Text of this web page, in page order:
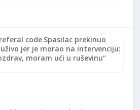
code Spasilac prekinuo
jer je morao na intervenciju:
moram ući u ruševinu“